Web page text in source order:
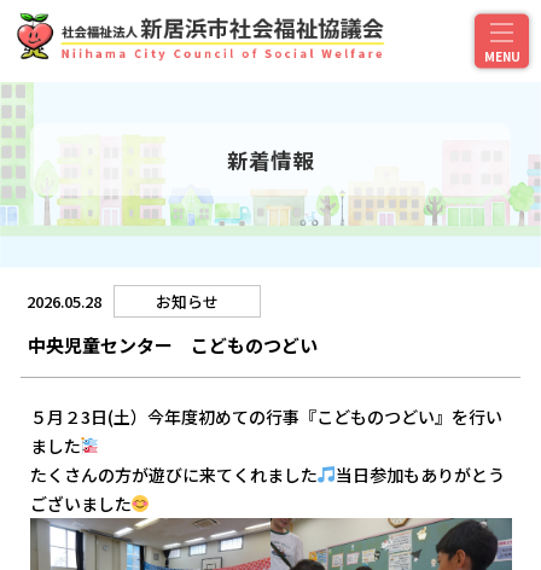
新着情報
2026.05.28 お知らせ
中央児童センター こどものつどい
５月２3日(土）今年度初めての行事『こどものつどい』を行い
ました
たくさんの方が遊びに来てくれました
当日参加もありがとう
ございました